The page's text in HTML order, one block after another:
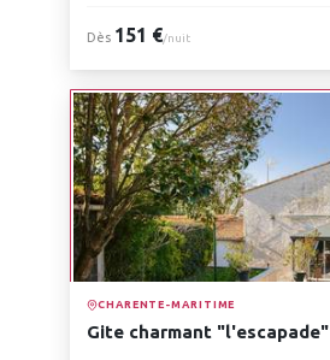
Dès 151 €/nuit
CHARENTE-MARITIME
Gite charmant "l'escapade"